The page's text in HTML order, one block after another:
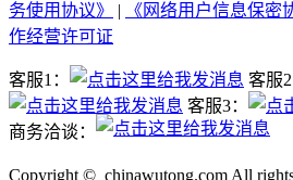
务使用协议》
| 《网络用户信息保密
作经营许可证
客服1：
客服2
客服3：
商务洽谈：
Copyright © chinawutong.com All